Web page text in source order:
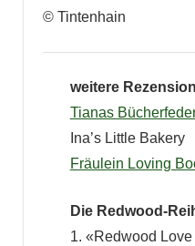
© Tintenhain
weitere
Tianas
Ina’s Little Bakery
Fräulein Loving
Die Redwood-
1. «Redwood